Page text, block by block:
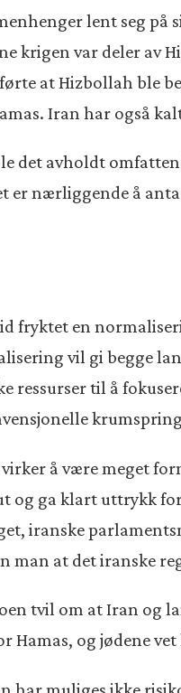
lent seg på
krigen var deler av
at Hizbollah ble
Iran har også
det avholdt
er nærliggende å
fryktet en
vil gi begge
ressurser til å
å være meget
og ga klart uttrykk
iranske
man at det iranske
tvil om at Iran og
Hamas, og jødene
har muliges ikke